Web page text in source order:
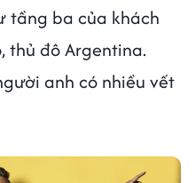
tầng ba của khách
thủ đô Argentina.
anh có nhiều vết